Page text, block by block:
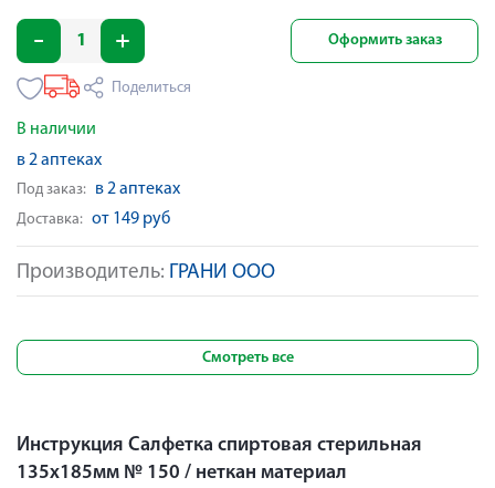
Производитель: ГРАНИ ООО
Оформить заказ
Поделиться
В наличии
в 2 аптеках
Под заказ: в 2 аптеках
Доставка: от 149 руб
Смотреть все
Инструкция Салфетка спиртовая стерильная
135х185мм № 150 / неткан материал